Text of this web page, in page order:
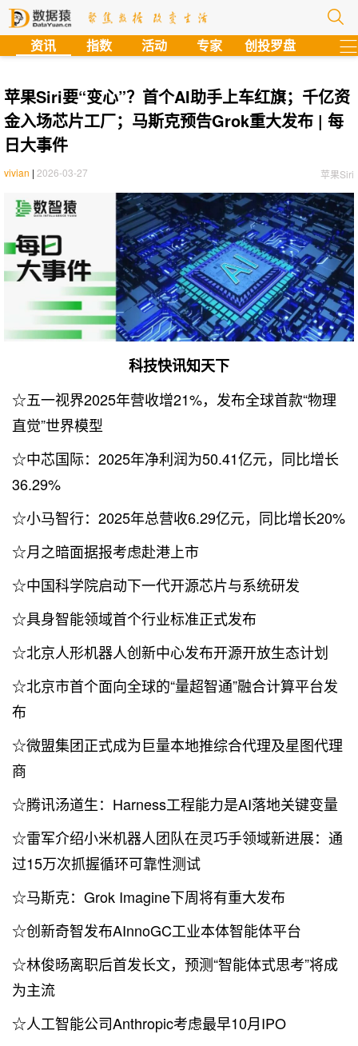
资讯 指数 活动 专家 创投罗盘
苹果Siri要“变心”？首个AI助手上车红旗；千亿资
金入场芯片工厂；马斯克预告Grok重大发布 | 每
日大事件
苹果Siri
vivian | 2026-03-27
科技快讯知天下
☆五一视界2025年营收增21%，发布全球首款“物理
直觉”世界模型
☆中芯国际：2025年净利润为50.41亿元，同比增长
36.29%
☆小马智行：2025年总营收6.29亿元，同比增长20%
☆月之暗面据报考虑赴港上市
☆中国科学院启动下一代开源芯片与系统研发
☆具身智能领域首个行业标准正式发布
☆北京人形机器人创新中心发布开源开放生态计划
☆北京市首个面向全球的“量超智通”融合计算平台发
布
☆微盟集团正式成为巨量本地推综合代理及星图代理
商
☆腾讯汤道生：Harness工程能力是AI落地关键变量
☆雷军介绍小米机器人团队在灵巧手领域新进展：通
过15万次抓握循环可靠性测试
☆马斯克：Grok Imagine下周将有重大发布
☆创新奇智发布AInnoGC工业本体智能体平台
☆林俊旸离职后首发长文，预测“智能体式思考”将成
为主流
☆人工智能公司Anthropic考虑最早10月IPO